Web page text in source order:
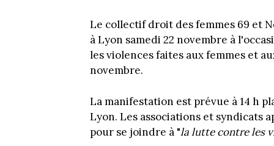
Le collectif droit des femmes 69 et
à Lyon samedi 22 novembre à
les violences faites aux femmes et
novembre.
La manifestation est prévue à 14 h
Lyon. Les associations et syndicats
pour se joindre à "la lutte contre les